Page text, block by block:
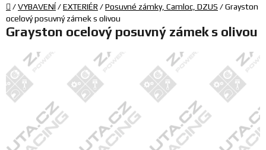
TECHNIKA
JEZDEC
TÝM
SERVIS
Domů
/VYBAVENÍ/EXTERIÉR /Posuvné zámky, Camloc, DZUS /Grayston
ocelový posuvný zámek s olivou
Grayston ocelový posuvný zámek s olivou